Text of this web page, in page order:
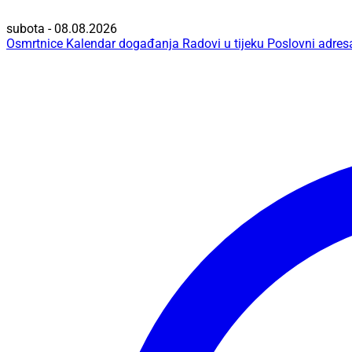
subota - 08.08.2026
Osmrtnice Kalendar događanja Radovi u tijeku Poslovni